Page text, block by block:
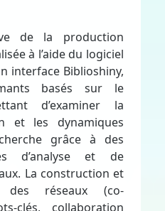
de la production
à l’aide du logiciel
interface Biblioshiny,
basés sur le
d’examiner la
et les dynamiques
grâce à des
d’analyse et de
La construction et
des réseaux (co-
clés, collaboration